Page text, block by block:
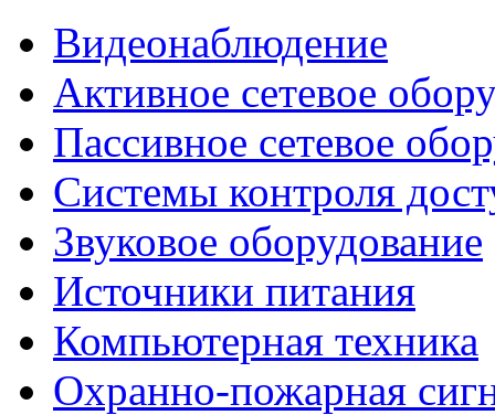
Видеонаблюдение
Активное сетевое
Пассивное сетевое
Системы контроля
Звуковое оборудование
Источники питания
Компьютерная техника
Охранно-пожарная